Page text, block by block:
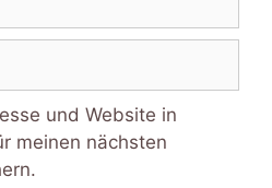
und Website in
meinen nächsten